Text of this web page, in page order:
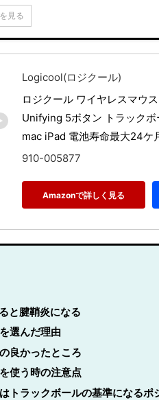
見る
Logicool(ロジクール)
ロジクール ワイヤレスマウ
Unifying 5ボタン トラック
mac iPad 電池寿命最大24ケ
910-005877
Amazonで詳しく見る
と腱鞘炎になる
選んだ理由
良かったところ
使う時の注意点
トラックボールの基準になるポ